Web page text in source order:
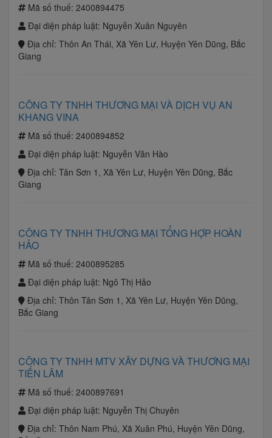
Mã số thuế: 2400894475
Đại diện pháp luật: Nguyễn Xuân Nguyên
Địa chỉ: Thôn An Thái, Xã Yên Lư, Huyện Yên Dũng, Bắc
Giang
CÔNG TY TNHH THƯƠNG MẠI VÀ DỊCH VỤ AN
KHANG VINA
Mã số thuế: 2400894852
Đại diện pháp luật: Nguyễn Văn Hào
Địa chỉ: Tân Sơn 1, Xã Yên Lư, Huyện Yên Dũng, Bắc
Giang
CÔNG TY TNHH THƯƠNG MẠI TỔNG HỢP HOÀN
HẢO
Mã số thuế: 2400895285
Đại diện pháp luật: Ngô Thị Hảo
Địa chỉ: Thôn Tân Sơn 1, Xã Yên Lư, Huyện Yên Dũng,
Bắc Giang
CÔNG TY TNHH MTV XÂY DỰNG VÀ THƯƠNG MẠI
TIẾN LÂM
Mã số thuế: 2400897691
Đại diện pháp luật: Nguyễn Thị Chuyên
Địa chỉ: Thôn Nam Phú, Xã Xuân Phú, Huyện Yên Dũng,